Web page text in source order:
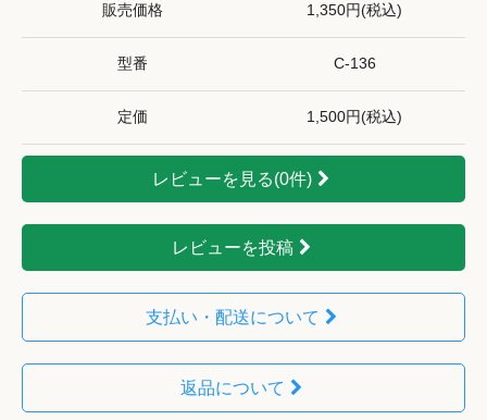
販売価格 1,350円(税込)
型番 C-136
定価 1,500円(税込)
レビューを見る(0件)
レビューを投稿
支払い・配送について
返品について